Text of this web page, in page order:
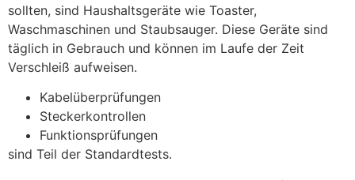
sollten, sind Haushaltsgeräte wie Toaster,
Waschmaschinen und Staubsauger. Diese Geräte sind
täglich in Gebrauch und können im Laufe der Zeit
Verschleiß aufweisen.
Kabelüberprüfungen
Steckerkontrollen
Funktionsprüfungen
sind Teil der Standardtests.